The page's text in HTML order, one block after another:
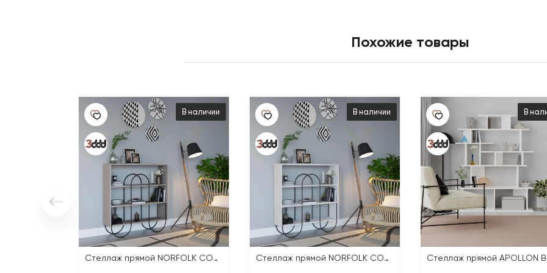
Похожие товары
В наличии
Стеллаж прямой NORFOLK CONSOLE
В наличии
Стеллаж прямой NORFOLK CONSOLE
В